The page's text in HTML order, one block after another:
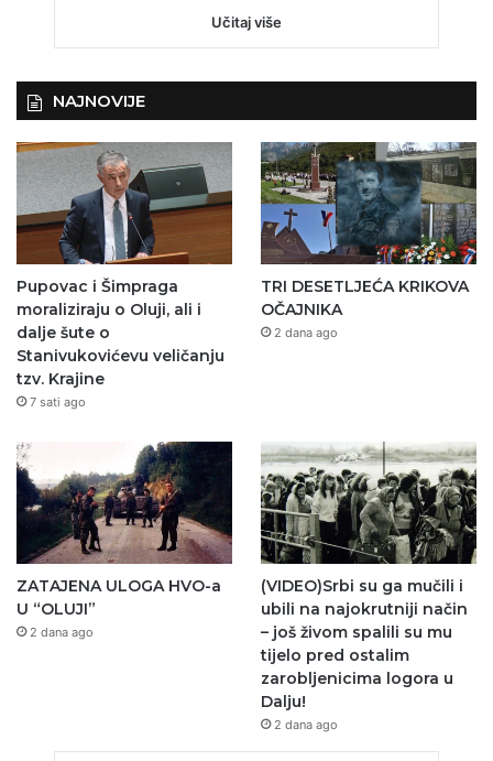
Učitaj više
NAJNOVIJE
Pupovac i Šimpraga
moraliziraju o Oluji, ali i
dalje šute o
Stanivukovićevu veličanju
tzv. Krajine
7 sati ago
TRI DESETLJEĆA KRIKOVA
OČAJNIKA
2 dana ago
ZATAJENA ULOGA HVO-a
U “OLUJI”
2 dana ago
(VIDEO)Srbi su ga mučili i
ubili na najokrutniji način
– još živom spalili su mu
tijelo pred ostalim
zarobljenicima logora u
Dalju!
2 dana ago